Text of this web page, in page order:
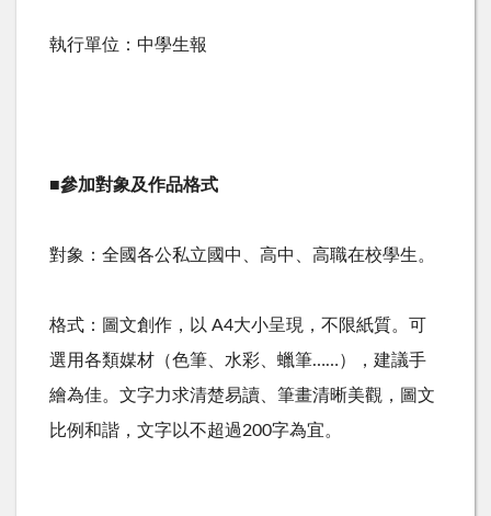
執行單位：中學生報
■參加對象及作品格式
對象：全國各公私立國中、高中、高職在校學生。
格式：圖文創作，以 A4大小呈現，不限紙質。可
選用各類媒材（色筆、水彩、蠟筆……），建議手
繪為佳。文字力求清楚易讀、筆畫清晰美觀，圖文
比例和諧，文字以不超過200字為宜。